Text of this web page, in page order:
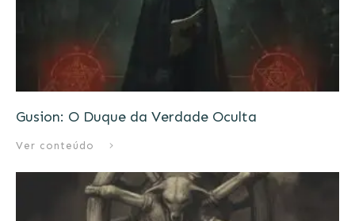
Gusion: O Duque da Verdade Oculta
Ver conteúdo